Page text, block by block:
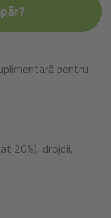
pentru
20%), drojdii,